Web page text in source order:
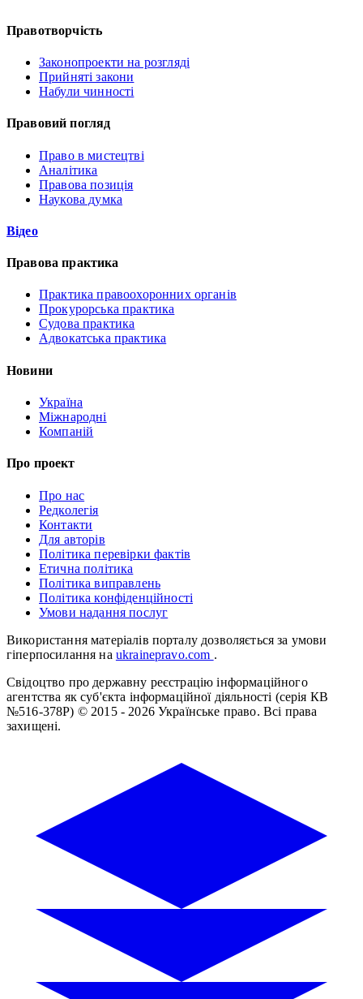
Правотворчість
Законопроекти на розгляді
Прийняті закони
Набули чинності
Правовий погляд
Право в мистецтві
Аналітика
Правова позиція
Наукова думка
Відео
Правова практика
Практика правоохоронних органів
Прокурорська практика
Судова практика
Адвокатська практика
Новини
Україна
Міжнародні
Компаній
Про проект
Про нас
Редколегія
Контакти
Для авторів
Політика перевірки фактів
Етична політика
Політика виправлень
Політика конфіденційності
Умови надання послуг
Використання матеріалів порталу дозволяється за умови
гіперпосилання на ukrainepravo.com .
Свідоцтво про державну реєстрацію інформаційного
агентства як суб'єкта інформаційної діяльності (серія КВ
№516-378Р) © 2015 - 2026 Українське право. Всі права
захищені.